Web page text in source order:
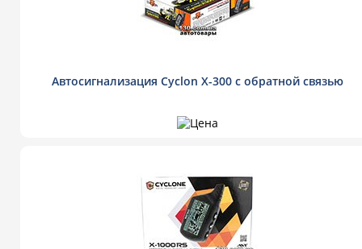
Автосигнализация Cyclon X-300 с обратной связью